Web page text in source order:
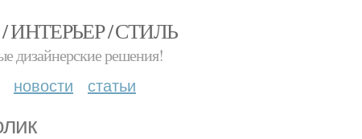
ИНТЕРЬЕР / СТИЛЬ
дизайнерские решения!
новости статьи